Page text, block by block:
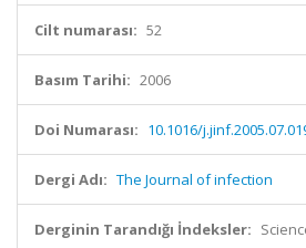
Cilt numarası: 52
Basım Tarihi: 2006
Doi Numarası: 10.1016/
Dergi Adı: The Journal of infection
Derginin Tarandığı İndeksler: